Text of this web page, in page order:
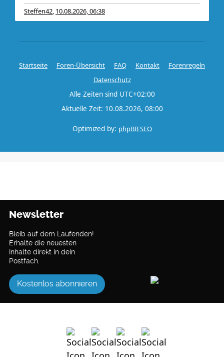
Steffen42, 10.08.2026, 06:38
Startseite Foren-Übersicht FAQ Kontakt
Forenregeln
Datenschutz
Alle Zeiten sind UTC+02:00
Aktuelle Zeit: 10.08.2026, 08:00
Optimized by: phpBB SEO
Newsletter
Bleib auf dem Laufenden!
Erhalte die neuesten
Inhalte direkt in dein
Postfach.
Kostenlos abonnieren